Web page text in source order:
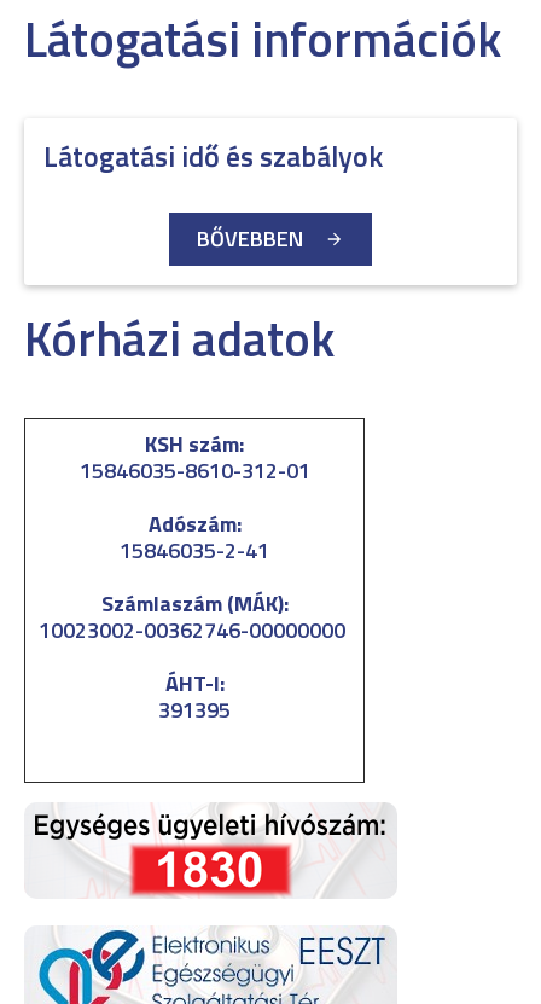
Látogatási információk
Látogatási idő és szabályok
BŐVEBBEN
Kórházi adatok
KSH szám:
15846035-8610-312-01
Adószám:
15846035-2-41
Számlaszám (MÁK):
10023002-00362746-00000000
ÁHT-I:
391395